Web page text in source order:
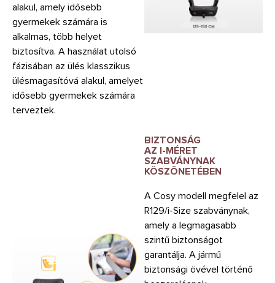
alakul, amely idősebb
gyermekek számára is
alkalmas, több helyet
biztosítva. A használat utolsó
fázisában az ülés klasszikus
ülésmagasítóvá alakul, amelyet
idősebb gyermekek számára
terveztek.
BIZTONSÁG
AZ I-MÉRET
SZABVÁNYNAK
KÖSZÖNETÉBEN
A Cosy modell megfelel az
R129/i-Size szabványnak,
amely a legmagasabb
szintű biztonságot
garantálja. A jármű
biztonsági övével történő